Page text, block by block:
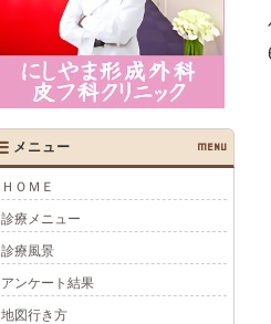
メニュー MENU
ＨＯＭＥ
診療メニュー
診療風景
アンケート結果
地図行き方